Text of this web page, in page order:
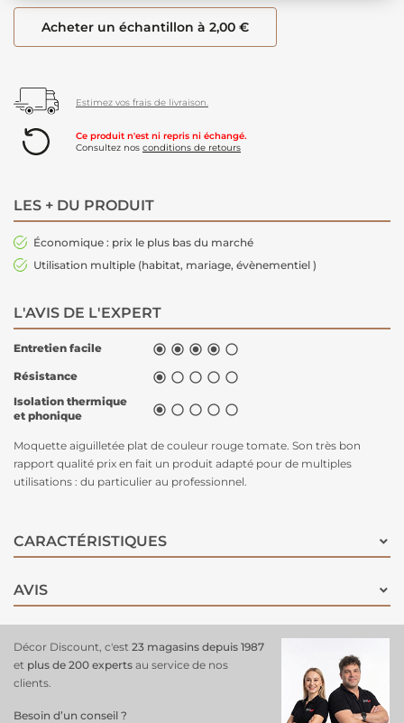
Acheter un échantillon à 2,00 €
Estimez vos frais de livraison.
Ce produit n'est ni repris ni échangé.
Consultez nos conditions de retours
LES + DU PRODUIT
Économique : prix le plus bas du marché
Utilisation multiple (habitat, mariage, évènementiel )
L'AVIS DE L'EXPERT
Entretien facile     
Résistance     
Isolation thermique
et phonique
    
Moquette aiguilletée plat de couleur rouge tomate. Son très bon
rapport qualité prix en fait un produit adapté pour de multiples
utilisations : du particulier au professionnel.
CARACTÉRISTIQUES
AVIS
Décor Discount, c'est 23 magasins depuis 1987
et plus de 200 experts au service de nos
clients.
Besoin d’un conseil ?